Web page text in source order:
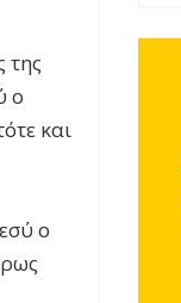
της
ο
και
ο